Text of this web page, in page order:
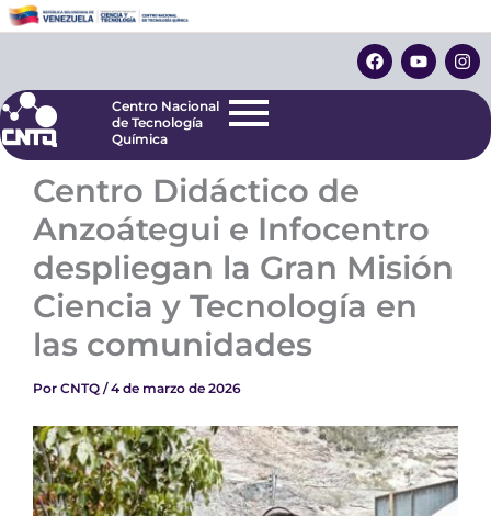
al
F
a
c
o
Y
o
u
e
I
n
s
r
Centro Nacional
de Tecnología
Centro Nacional
de Tecnología
Química
‎Centro Didáctico de
Anzoátegui e Infocentro
despliegan la Gran Misión
Ciencia y Tecnología en
las comunidades
Por CNTQ /4 de marzo de 2026